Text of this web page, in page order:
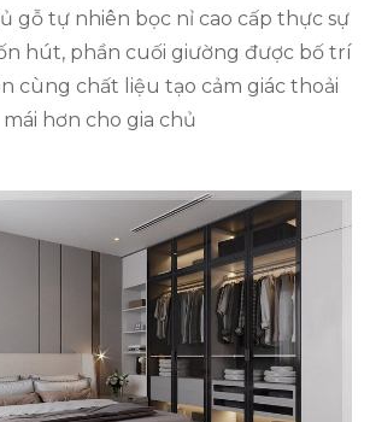
gỗ tự nhiên bọc nỉ cao cấp thực sự
hút, phần cuối giường được bố trí
cùng chất liệu tạo cảm giác thoải
mái hơn cho gia chủ